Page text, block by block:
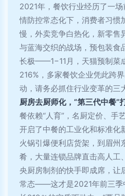
2021年，餐饮行业经历了一
情防控常态化下，消费者习惯
慢，外卖竞争白热化，新零售
与蓝海交织的战场，预包装食
长极——1−11月，天猫预制菜
216%，多家餐饮企业凭此跨
动，请务必抓住行业变革的三
厨房去厨师化，“第三代中餐”
餐依赖“人育”，名厨定价、手
开启了中餐的工业化和标准化
火锅引爆便利店货架，到眉州
肴，大量连锁品牌直击高人工
央厨房制剂的快手即成席，让
常态——这才是2021年前三季